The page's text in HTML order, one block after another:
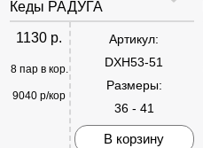
Кеды РАДУГА
1130 р.
8 пар в кор.
9040 р/кор
Артикул:
DXH53-51
Размеры:
36 - 41
В корзину